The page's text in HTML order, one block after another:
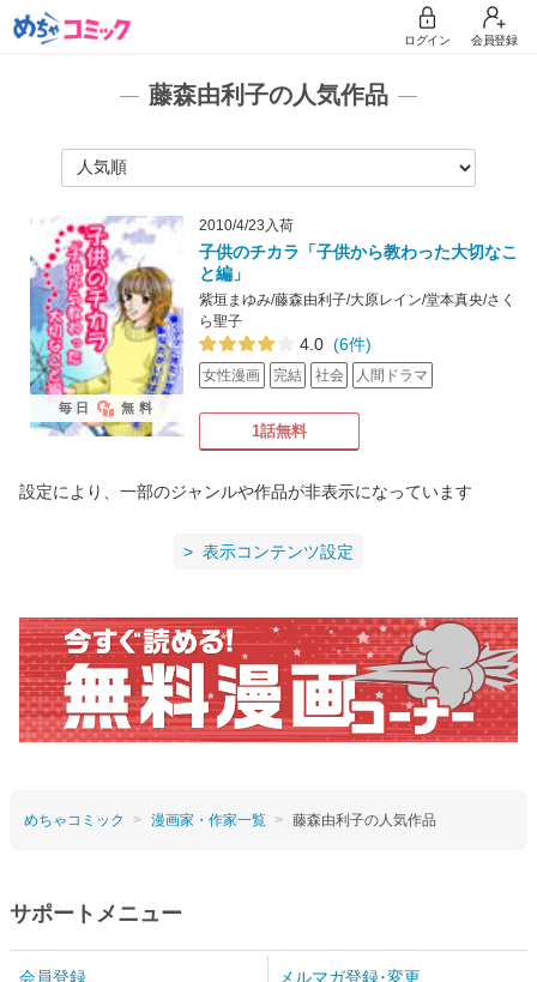
ログイン 会員登録
藤森由利子の人気作品
2010/4/23入荷
子供のチカラ「子供から教わった大切なこ
と編」
紫垣まゆみ/藤森由利子/大原レイン/堂本真央/さく
ら聖子
4.0 (6件)
女性漫画 完結 社会 人間ドラマ
1話無料
毎日 無料
設定により、一部のジャンルや作品が非表示になっています
表示コンテンツ設定
めちゃコミック 漫画家・作家一覧 藤森由利子の人気作品
サポートメニュー
会員登録 メルマガ登録･変更